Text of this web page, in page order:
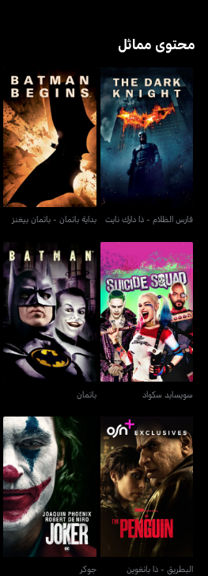
محتوى مماثل
فارس الظلام - ذا دارك نايت
فارس الظلام - ذا دارك نايت
بداية باتمان - باتمان بيغنز
بداية باتمان - باتمان بيغنز
سويسايد سكواد
سويسايد سكواد
باتمان
باتمان
البطريق - ذا بانغوين
البطريق - ذا بانغوين
جوكر
جوكر